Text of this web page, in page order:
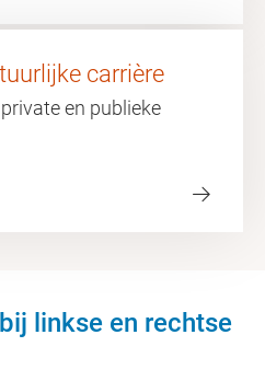
carrière
en publieke
linkse en rechtse